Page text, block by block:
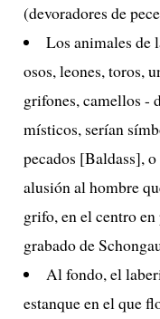
(devoradores de
Los animales de
osos, leones, toros,
grifones, camellos -
místicos, serían
pecados [Baldass],
alusión al hombre
grifo, en el centro
grabado de
Al fondo, el
estanque en el que